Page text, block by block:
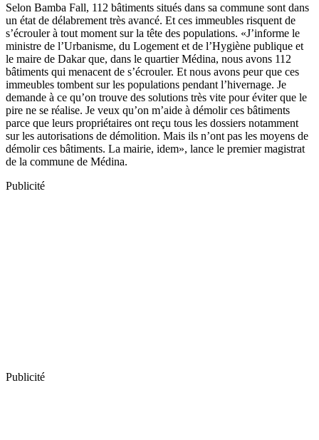
Selon Bamba Fall, 112 bâtiments situés dans sa commune sont dans
un état de délabrement très avancé. Et ces immeubles risquent de
s’écrouler à tout moment sur la tête des populations. «J’informe le
ministre de l’Urbanisme, du Logement et de l’Hygiène publique et
le maire de Dakar que, dans le quartier Médina, nous avons 112
bâtiments qui menacent de s’écrouler. Et nous avons peur que ces
immeubles tombent sur les populations pendant l’hivernage. Je
demande à ce qu’on trouve des solutions très vite pour éviter que le
pire ne se réalise. Je veux qu’on m’aide à démolir ces bâtiments
parce que leurs propriétaires ont reçu tous les dossiers notamment
sur les autorisations de démolition. Mais ils n’ont pas les moyens de
démolir ces bâtiments. La mairie, idem», lance le premier magistrat
de la commune de Médina.
Publicité
Publicité